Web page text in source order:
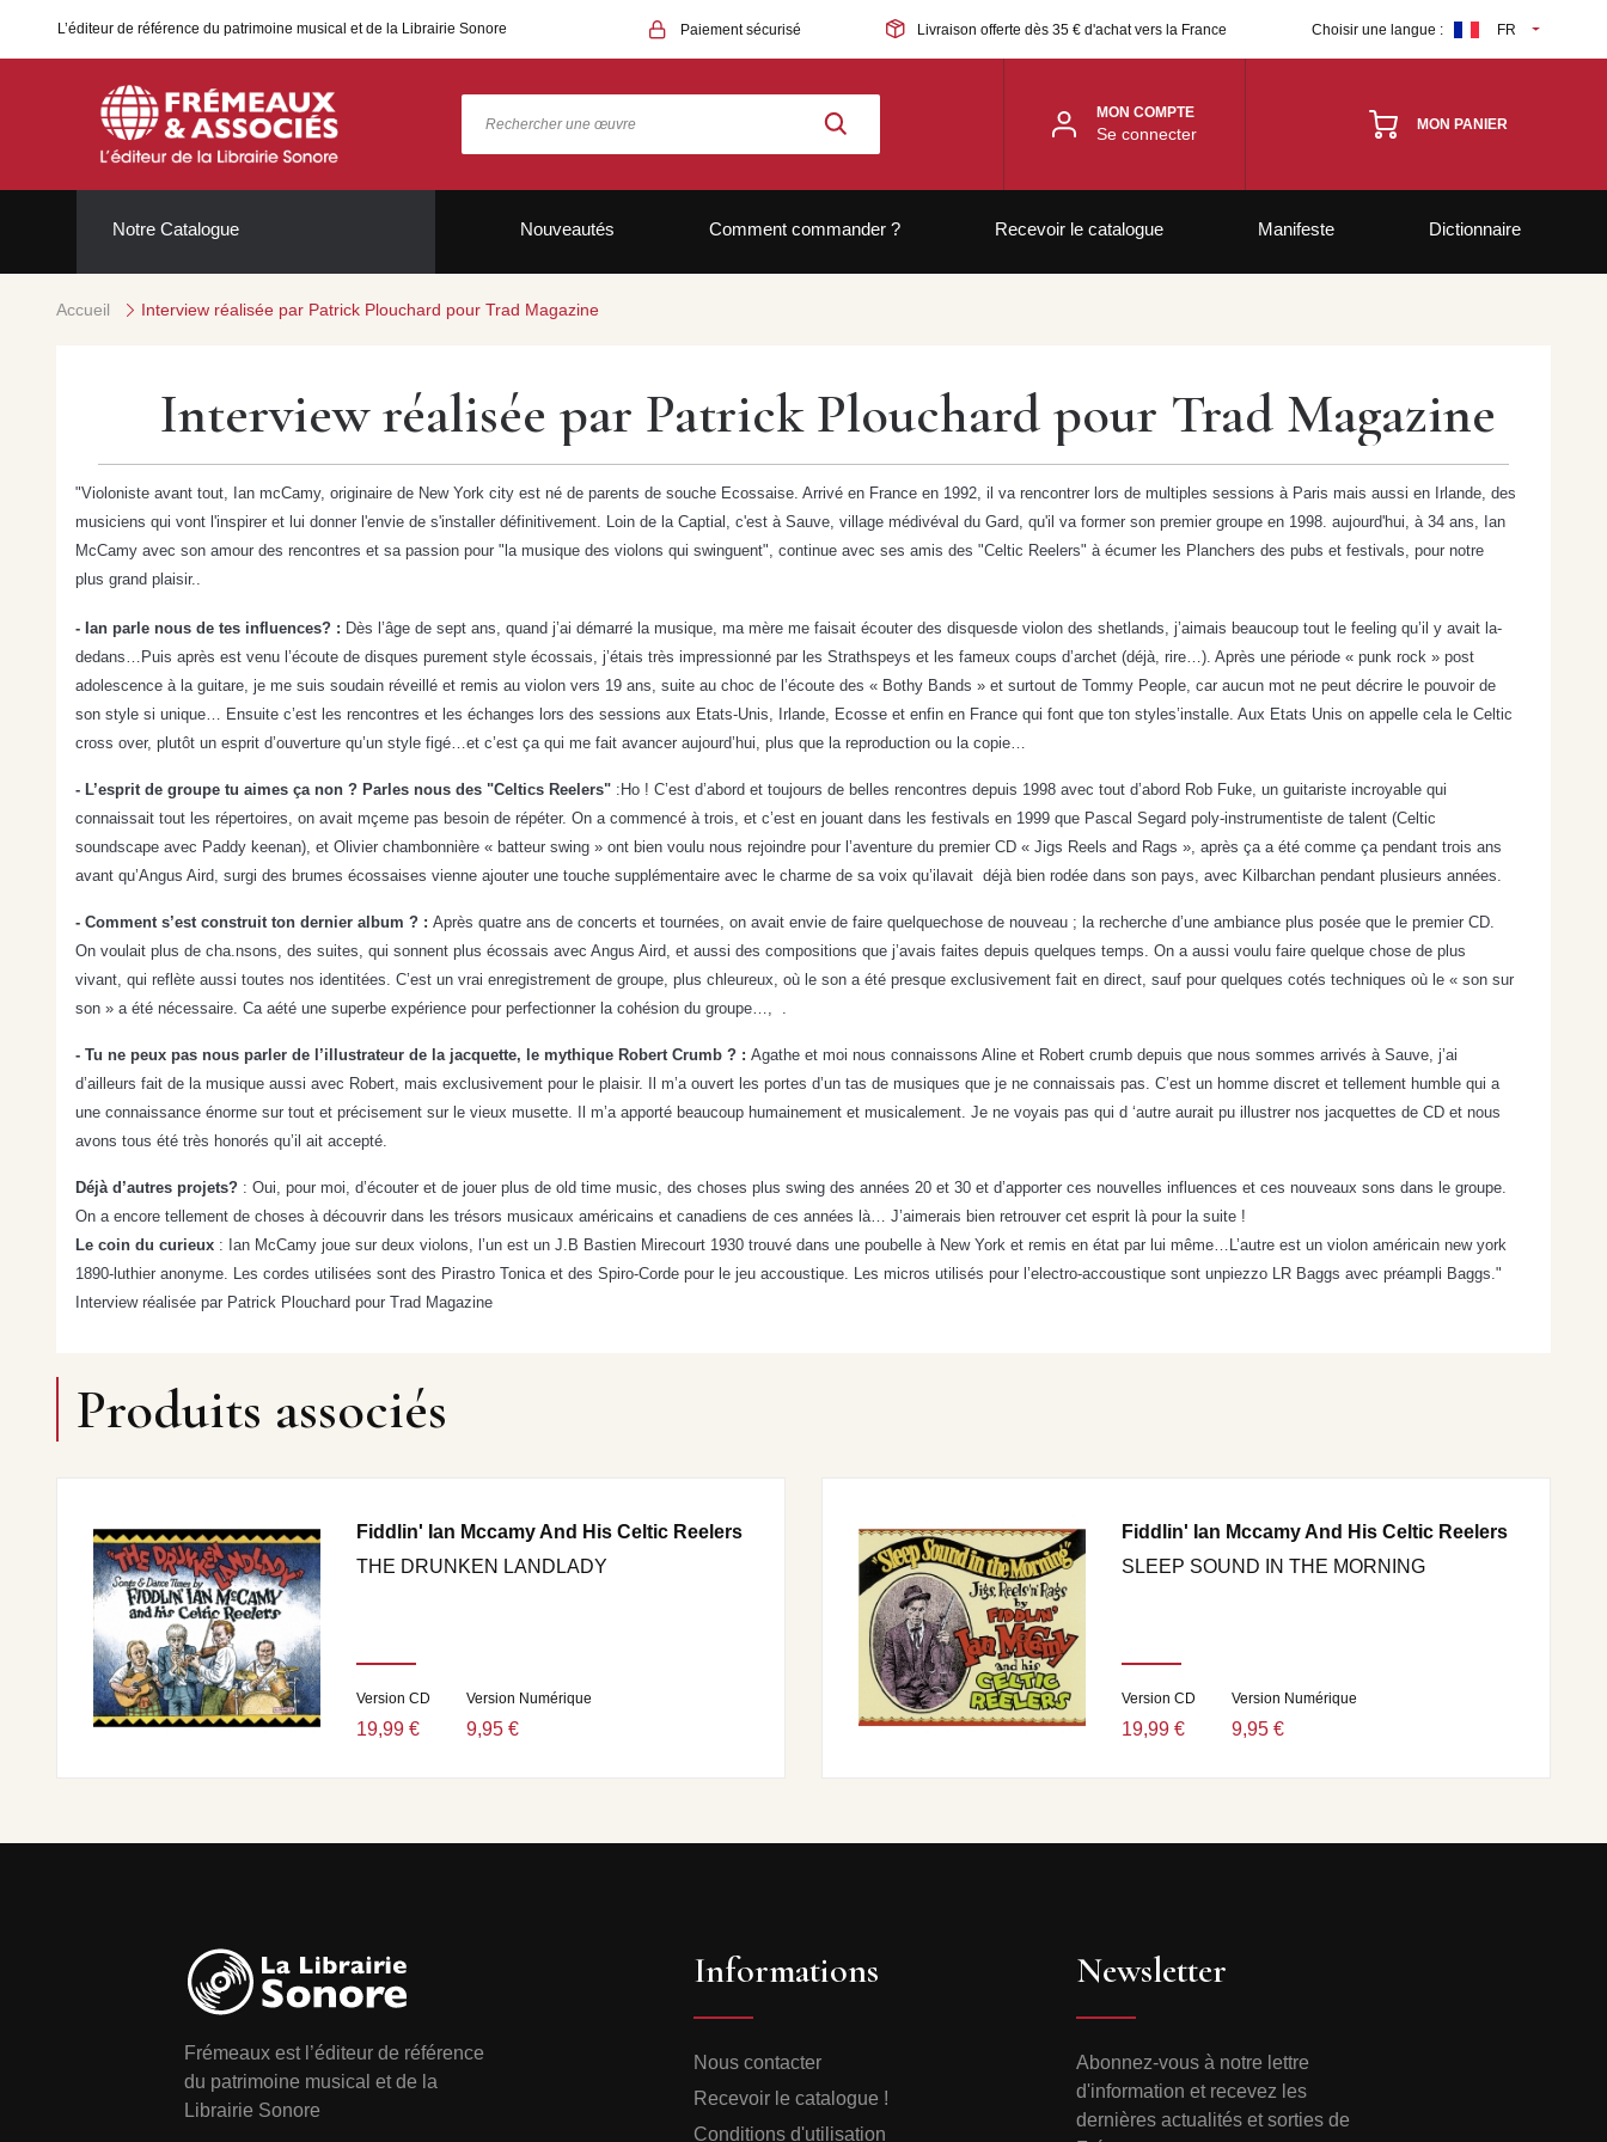
L’éditeur de référence du patrimoine musical et de la Librairie Sonore Paiement sécurisé Livraison offerte dès 35 € d'achat vers la France Choisir une langue : FR
MON COMPTE
Se connecter MON PANIER
Notre Catalogue Nouveautés Comment commander ? Recevoir le catalogue Manifeste Dictionnaire
Accueil Interview réalisée par Patrick Plouchard pour Trad Magazine
Interview réalisée par Patrick Plouchard pour Trad Magazine
"Violoniste avant tout, Ian mcCamy, originaire de New York city est né de parents de souche Ecossaise. Arrivé en France en 1992, il va rencontrer lors de multiples sessions à Paris mais aussi en Irlande, des
musiciens qui vont l'inspirer et lui donner l'envie de s'installer définitivement. Loin de la Captial, c'est à Sauve, village médivéval du Gard, qu'il va former son premier groupe en 1998. aujourd'hui, à 34 ans, Ian
McCamy avec son amour des rencontres et sa passion pour "la musique des violons qui swinguent", continue avec ses amis des "Celtic Reelers" à écumer les Planchers des pubs et festivals, pour notre
plus grand plaisir..
- Ian parle nous de tes influences? : Dès l’âge de sept ans, quand j’ai démarré la musique, ma mère me faisait écouter des disquesde violon des shetlands, j’aimais beaucoup tout le feeling qu’il y avait la-
dedans…Puis après est venu l’écoute de disques purement style écossais, j’étais très impressionné par les Strathspeys et les fameux coups d’archet (déjà, rire…). Après une période « punk rock » post
adolescence à la guitare, je me suis soudain réveillé et remis au violon vers 19 ans, suite au choc de l’écoute des « Bothy Bands » et surtout de Tommy People, car aucun mot ne peut décrire le pouvoir de
son style si unique… Ensuite c’est les rencontres et les échanges lors des sessions aux Etats-Unis, Irlande, Ecosse et enfin en France qui font que ton styles’installe. Aux Etats Unis on appelle cela le Celtic
cross over, plutôt un esprit d’ouverture qu’un style figé…et c’est ça qui me fait avancer aujourd’hui, plus que la reproduction ou la copie…
- L’esprit de groupe tu aimes ça non ? Parles nous des "Celtics Reelers" : Ho ! C’est d’abord et toujours de belles rencontres depuis 1998 avec tout d’abord Rob Fuke, un guitariste incroyable qui
connaissait tout les répertoires, on avait mçeme pas besoin de répéter. On a commencé à trois, et c’est en jouant dans les festivals en 1999 que Pascal Segard poly-instrumentiste de talent (Celtic
soundscape avec Paddy keenan), et Olivier chambonnière « batteur swing » ont bien voulu nous rejoindre pour l’aventure du premier CD « Jigs Reels and Rags », après ça a été comme ça pendant trois ans
avant qu’Angus Aird, surgi des brumes écossaises vienne ajouter une touche supplémentaire avec le charme de sa voix qu’ilavait déjà bien rodée dans son pays, avec Kilbarchan pendant plusieurs années.
- Comment s’est construit ton dernier album ? : Après quatre ans de concerts et tournées, on avait envie de faire quelquechose de nouveau ; la recherche d’une ambiance plus posée que le premier CD.
On voulait plus de cha.nsons, des suites, qui sonnent plus écossais avec Angus Aird, et aussi des compositions que j’avais faites depuis quelques temps. On a aussi voulu faire quelque chose de plus
vivant, qui reflète aussi toutes nos identitées. C’est un vrai enregistrement de groupe, plus chleureux, où le son a été presque exclusivement fait en direct, sauf pour quelques cotés techniques où le « son sur
son » a été nécessaire. Ca aété une superbe expérience pour perfectionner la cohésion du groupe…, .
- Tu ne peux pas nous parler de l’illustrateur de la jacquette, le mythique Robert Crumb ? : Agathe et moi nous connaissons Aline et Robert crumb depuis que nous sommes arrivés à Sauve, j’ai
d’ailleurs fait de la musique aussi avec Robert, mais exclusivement pour le plaisir. Il m’a ouvert les portes d’un tas de musiques que je ne connaissais pas. C’est un homme discret et tellement humble qui a
une connaissance énorme sur tout et précisement sur le vieux musette. Il m’a apporté beaucoup humainement et musicalement. Je ne voyais pas qui d ‘autre aurait pu illustrer nos jacquettes de CD et nous
avons tous été très honorés qu’il ait accepté.
Déjà d’autres projets? : Oui, pour moi, d’écouter et de jouer plus de old time music, des choses plus swing des années 20 et 30 et d’apporter ces nouvelles influences et ces nouveaux sons dans le groupe.
On a encore tellement de choses à découvrir dans les trésors musicaux américains et canadiens de ces années là… J’aimerais bien retrouver cet esprit là pour la suite !
Le coin du curieux : Ian McCamy joue sur deux violons, l’un est un J.B Bastien Mirecourt 1930 trouvé dans une poubelle à New York et remis en état par lui même…L’autre est un violon américain new york
1890-luthier anonyme. Les cordes utilisées sont des Pirastro Tonica et des Spiro-Corde pour le jeu accoustique. Les micros utilisés pour l’electro-accoustique sont unpiezzo LR Baggs avec préampli Baggs."
Interview réalisée par Patrick Plouchard pour Trad Magazine
Produits associés
Fiddlin' Ian Mccamy And His Celtic Reelers
THE DRUNKEN LANDLADY
Version CD
19,99 €
Version Numérique
9,95 €
Fiddlin' Ian Mccamy And His Celtic Reelers
SLEEP SOUND IN THE MORNING
Version CD
19,99 €
Version Numérique
9,95 €
Frémeaux est l’éditeur de référence
du patrimoine musical et de la
Librairie Sonore
Informations
Nous contacter
Recevoir le catalogue !
Conditions d'utilisation
Newsletter
Abonnez-vous à notre lettre
d'information et recevez les
dernières actualités et sorties de